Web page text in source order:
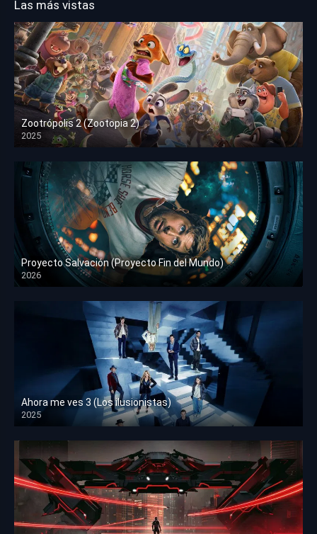
Las más vistas
Zootrópolis 2 (Zootopia 2)
2025
HD 1080p
Proyecto Salvación (Proyecto Fin del Mundo)
2026
HD 1080p
Ahora me ves 3 (Los ilusionistas)
2025
HD 1080p